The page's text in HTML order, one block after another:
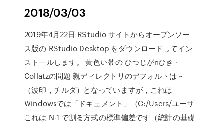
2018/03/03
2019年4月22日 RStudio サイトからオープンソー
ス版の RStudio Desktop をダウンロードしてイン
ストールします。 黄色い帯の ひつじがnひき ·
Collatzの問題 親ディレクトリのデフォルトは ~
（波印，チルダ）となっていますが，これは
Windowsでは「ドキュメント」（C:/Users/ユーザ
これは N-1 で割る方式の標準偏差です（統計の基礎